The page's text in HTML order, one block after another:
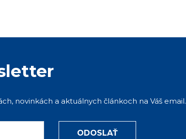
novinkách a aktuálnych článkoch na Váš email.
ODOSLAŤ